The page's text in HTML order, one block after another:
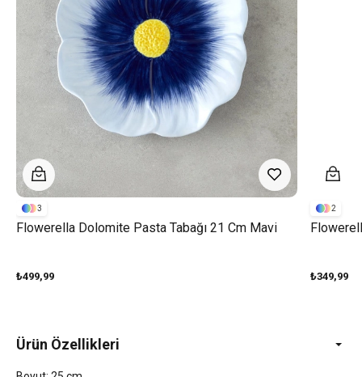
Flowerella Dolomite Pasta Tabağı 21 Cm Mavi
₺499,99
3
₺349,99
2
Ürün Özellikleri